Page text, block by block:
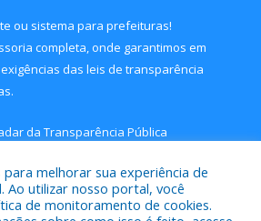
ou sistema para prefeituras!
completa, onde garantimos em
das leis de transparência
da Transparência Pública
melhorar sua experiência de
Ao utilizar nosso portal, você
de monitoramento de cookies.